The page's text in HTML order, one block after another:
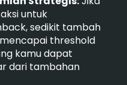
untuk
sedikit tambah
threshold
kamu dapat
dari tambahan